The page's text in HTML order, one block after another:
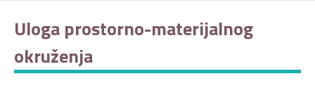
Uloga prostorno-materijalnog
okruženja